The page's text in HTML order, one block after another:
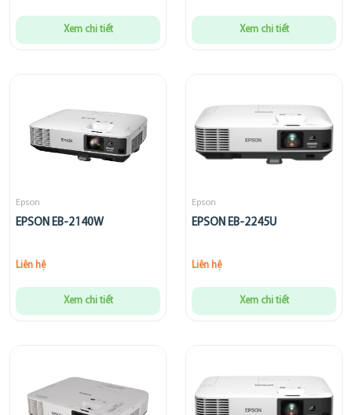
Xem chi tiết Xem chi tiết
Epson
EPSON EB-2140W
Liên hệ
Xem chi tiết
Epson
EPSON EB-2245U
Liên hệ
Xem chi tiết